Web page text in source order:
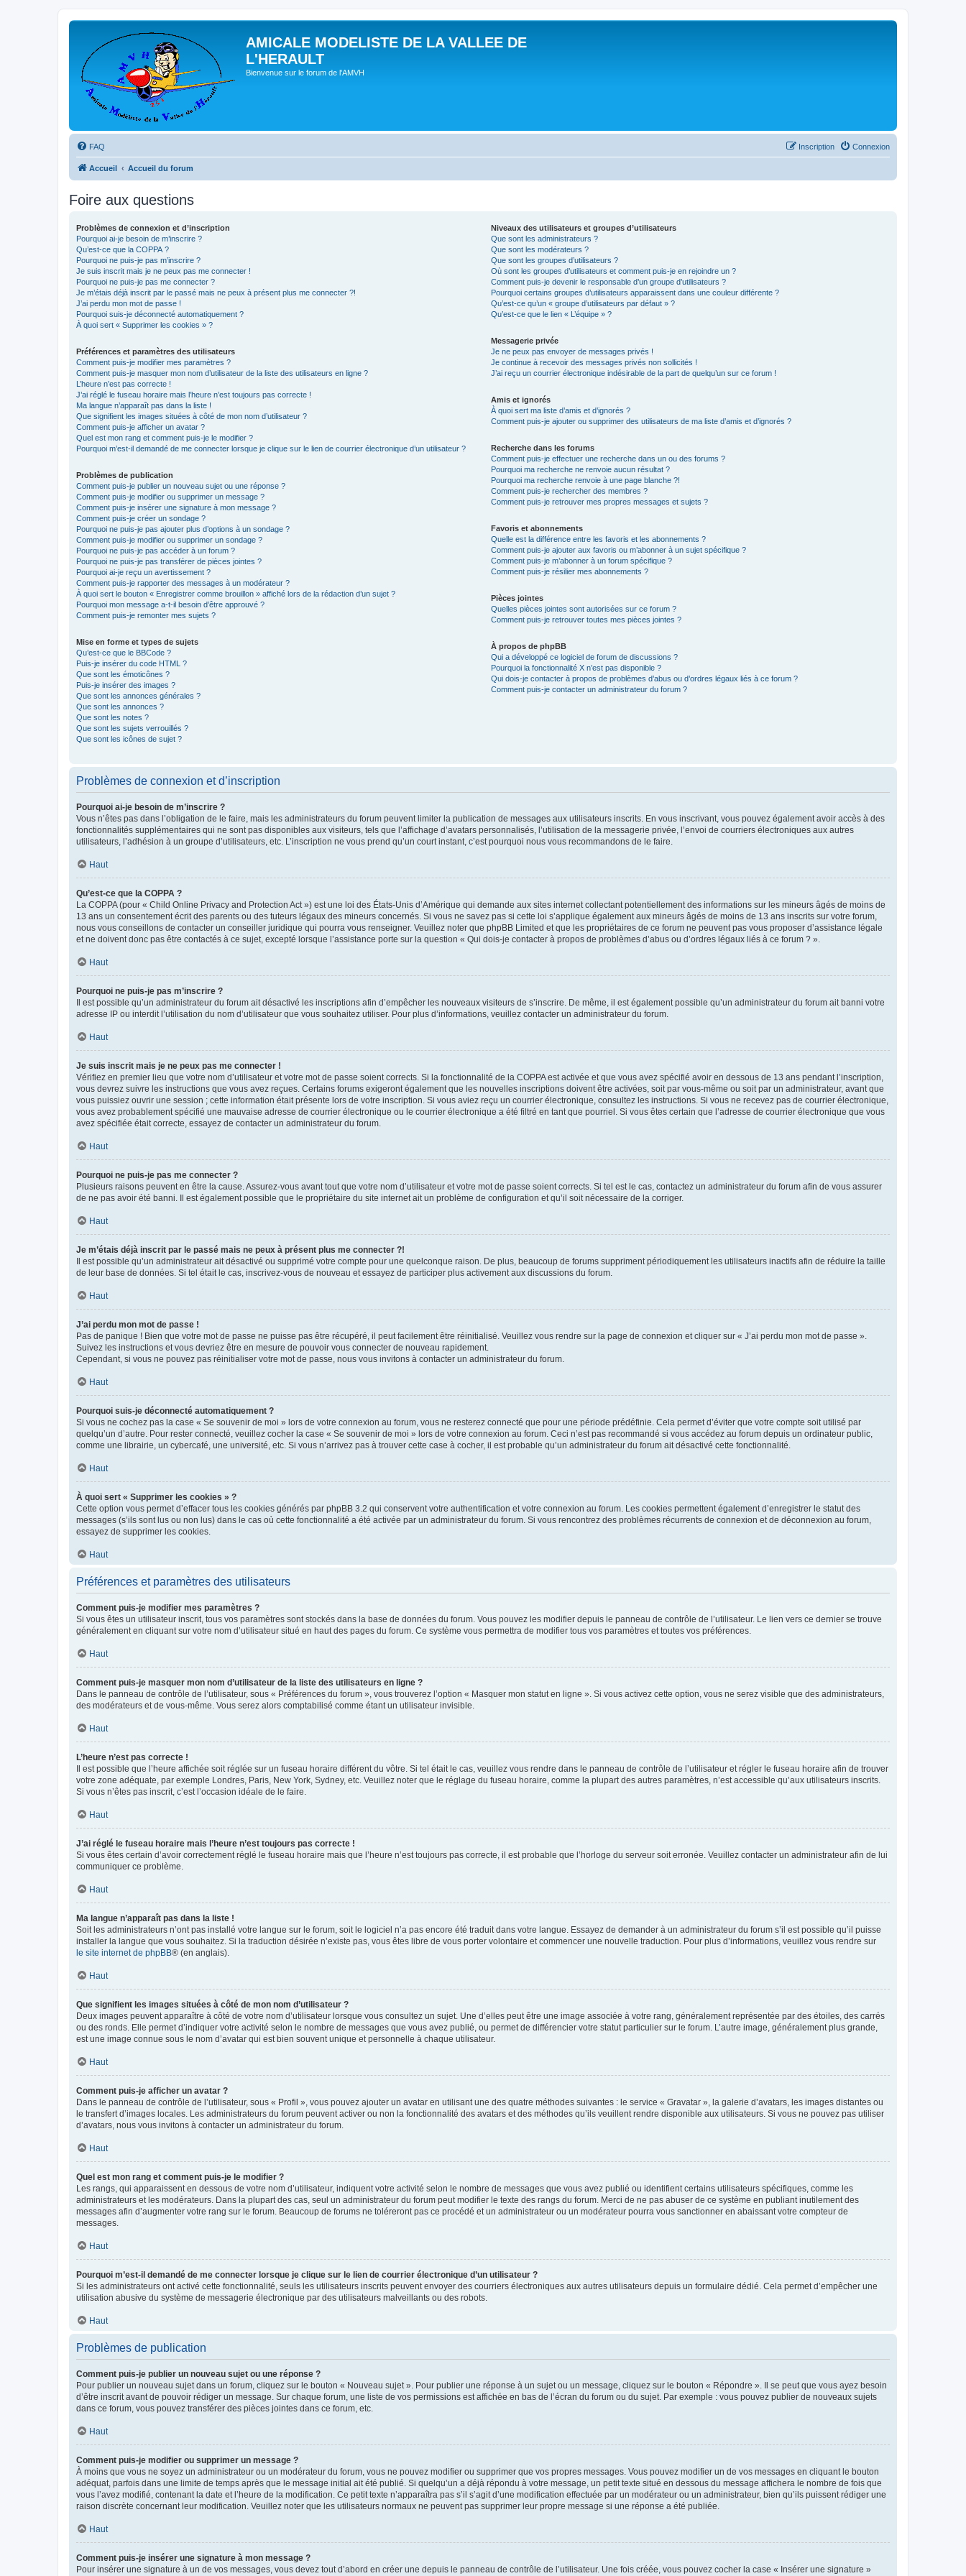
AMICALE MODELISTE DE LA VALLEE DE
L'HERAULT
Bienvenue sur le forum de l'AMVH
FAQ Connexion
Inscription
Accueil Accueil du forum
Foire aux questions
Problèmes de connexion et d’inscription
Pourquoi ai-je besoin de m’inscrire ?
Qu’est-ce que la COPPA ?
Pourquoi ne puis-je pas m’inscrire ?
Je suis inscrit mais je ne peux pas me connecter !
Pourquoi ne puis-je pas me connecter ?
Je m’étais déjà inscrit par le passé mais ne peux à présent plus me connecter ?!
J’ai perdu mon mot de passe !
Pourquoi suis-je déconnecté automatiquement ?
À quoi sert « Supprimer les cookies » ?
Préférences et paramètres des utilisateurs
Comment puis-je modifier mes paramètres ?
Comment puis-je masquer mon nom d’utilisateur de la liste des utilisateurs en ligne ?
L’heure n’est pas correcte !
J’ai réglé le fuseau horaire mais l’heure n’est toujours pas correcte !
Ma langue n’apparaît pas dans la liste !
Que signifient les images situées à côté de mon nom d’utilisateur ?
Comment puis-je afficher un avatar ?
Quel est mon rang et comment puis-je le modifier ?
Pourquoi m’est-il demandé de me connecter lorsque je clique sur le lien de courrier électronique d’un utilisateur ?
Problèmes de publication
Comment puis-je publier un nouveau sujet ou une réponse ?
Comment puis-je modifier ou supprimer un message ?
Comment puis-je insérer une signature à mon message ?
Comment puis-je créer un sondage ?
Pourquoi ne puis-je pas ajouter plus d’options à un sondage ?
Comment puis-je modifier ou supprimer un sondage ?
Pourquoi ne puis-je pas accéder à un forum ?
Pourquoi ne puis-je pas transférer de pièces jointes ?
Pourquoi ai-je reçu un avertissement ?
Comment puis-je rapporter des messages à un modérateur ?
À quoi sert le bouton « Enregistrer comme brouillon » affiché lors de la rédaction d’un sujet ?
Pourquoi mon message a-t-il besoin d’être approuvé ?
Comment puis-je remonter mes sujets ?
Mise en forme et types de sujets
Qu’est-ce que le BBCode ?
Puis-je insérer du code HTML ?
Que sont les émoticônes ?
Puis-je insérer des images ?
Que sont les annonces générales ?
Que sont les annonces ?
Que sont les notes ?
Que sont les sujets verrouillés ?
Que sont les icônes de sujet ?
Niveaux des utilisateurs et groupes d’utilisateurs
Que sont les administrateurs ?
Que sont les modérateurs ?
Que sont les groupes d’utilisateurs ?
Où sont les groupes d’utilisateurs et comment puis-je en rejoindre un ?
Comment puis-je devenir le responsable d’un groupe d’utilisateurs ?
Pourquoi certains groupes d’utilisateurs apparaissent dans une couleur différente ?
Qu’est-ce qu’un « groupe d’utilisateurs par défaut » ?
Qu’est-ce que le lien « L’équipe » ?
Messagerie privée
Je ne peux pas envoyer de messages privés !
Je continue à recevoir des messages privés non sollicités !
J’ai reçu un courrier électronique indésirable de la part de quelqu’un sur ce forum !
Amis et ignorés
À quoi sert ma liste d’amis et d’ignorés ?
Comment puis-je ajouter ou supprimer des utilisateurs de ma liste d’amis et d’ignorés ?
Recherche dans les forums
Comment puis-je effectuer une recherche dans un ou des forums ?
Pourquoi ma recherche ne renvoie aucun résultat ?
Pourquoi ma recherche renvoie à une page blanche ?!
Comment puis-je rechercher des membres ?
Comment puis-je retrouver mes propres messages et sujets ?
Favoris et abonnements
Quelle est la différence entre les favoris et les abonnements ?
Comment puis-je ajouter aux favoris ou m’abonner à un sujet spécifique ?
Comment puis-je m’abonner à un forum spécifique ?
Comment puis-je résilier mes abonnements ?
Pièces jointes
Quelles pièces jointes sont autorisées sur ce forum ?
Comment puis-je retrouver toutes mes pièces jointes ?
À propos de phpBB
Qui a développé ce logiciel de forum de discussions ?
Pourquoi la fonctionnalité X n’est pas disponible ?
Qui dois-je contacter à propos de problèmes d’abus ou d’ordres légaux liés à ce forum ?
Comment puis-je contacter un administrateur du forum ?
Problèmes de connexion et d’inscription
Pourquoi ai-je besoin de m’inscrire ?
Vous n’êtes pas dans l’obligation de le faire, mais les administrateurs du forum peuvent limiter la publication de messages aux utilisateurs inscrits. En vous inscrivant, vous pouvez également avoir accès à des
fonctionnalités supplémentaires qui ne sont pas disponibles aux visiteurs, tels que l’affichage d’avatars personnalisés, l’utilisation de la messagerie privée, l’envoi de courriers électroniques aux autres
utilisateurs, l’adhésion à un groupe d’utilisateurs, etc. L’inscription ne vous prend qu’un court instant, c’est pourquoi nous vous recommandons de le faire.
Haut
Qu’est-ce que la COPPA ?
La COPPA (pour « Child Online Privacy and Protection Act ») est une loi des États-Unis d’Amérique qui demande aux sites internet collectant potentiellement des informations sur les mineurs âgés de moins de
13 ans un consentement écrit des parents ou des tuteurs légaux des mineurs concernés. Si vous ne savez pas si cette loi s’applique également aux mineurs âgés de moins de 13 ans inscrits sur votre forum,
nous vous conseillons de contacter un conseiller juridique qui pourra vous renseigner. Veuillez noter que phpBB Limited et que les propriétaires de ce forum ne peuvent pas vous proposer d’assistance légale
et ne doivent donc pas être contactés à ce sujet, excepté lorsque l’assistance porte sur la question « Qui dois-je contacter à propos de problèmes d’abus ou d’ordres légaux liés à ce forum ? ».
Haut
Pourquoi ne puis-je pas m’inscrire ?
Il est possible qu’un administrateur du forum ait désactivé les inscriptions afin d’empêcher les nouveaux visiteurs de s’inscrire. De même, il est également possible qu’un administrateur du forum ait banni votre
adresse IP ou interdit l’utilisation du nom d’utilisateur que vous souhaitez utiliser. Pour plus d’informations, veuillez contacter un administrateur du forum.
Haut
Je suis inscrit mais je ne peux pas me connecter !
Vérifiez en premier lieu que votre nom d’utilisateur et votre mot de passe soient corrects. Si la fonctionnalité de la COPPA est activée et que vous avez spécifié avoir en dessous de 13 ans pendant l’inscription,
vous devrez suivre les instructions que vous avez reçues. Certains forums exigeront également que les nouvelles inscriptions doivent être activées, soit par vous-même ou soit par un administrateur, avant que
vous puissiez ouvrir une session ; cette information était présente lors de votre inscription. Si vous aviez reçu un courrier électronique, consultez les instructions. Si vous ne recevez pas de courrier électronique,
vous avez probablement spécifié une mauvaise adresse de courrier électronique ou le courrier électronique a été filtré en tant que pourriel. Si vous êtes certain que l’adresse de courrier électronique que vous
avez spécifiée était correcte, essayez de contacter un administrateur du forum.
Haut
Pourquoi ne puis-je pas me connecter ?
Plusieurs raisons peuvent en être la cause. Assurez-vous avant tout que votre nom d’utilisateur et votre mot de passe soient corrects. Si tel est le cas, contactez un administrateur du forum afin de vous assurer
de ne pas avoir été banni. Il est également possible que le propriétaire du site internet ait un problème de configuration et qu’il soit nécessaire de la corriger.
Haut
Je m’étais déjà inscrit par le passé mais ne peux à présent plus me connecter ?!
Il est possible qu’un administrateur ait désactivé ou supprimé votre compte pour une quelconque raison. De plus, beaucoup de forums suppriment périodiquement les utilisateurs inactifs afin de réduire la taille
de leur base de données. Si tel était le cas, inscrivez-vous de nouveau et essayez de participer plus activement aux discussions du forum.
Haut
J’ai perdu mon mot de passe !
Pas de panique ! Bien que votre mot de passe ne puisse pas être récupéré, il peut facilement être réinitialisé. Veuillez vous rendre sur la page de connexion et cliquer sur « J’ai perdu mon mot de passe ».
Suivez les instructions et vous devriez être en mesure de pouvoir vous connecter de nouveau rapidement.
Cependant, si vous ne pouvez pas réinitialiser votre mot de passe, nous vous invitons à contacter un administrateur du forum.
Haut
Pourquoi suis-je déconnecté automatiquement ?
Si vous ne cochez pas la case « Se souvenir de moi » lors de votre connexion au forum, vous ne resterez connecté que pour une période prédéfinie. Cela permet d’éviter que votre compte soit utilisé par
quelqu’un d’autre. Pour rester connecté, veuillez cocher la case « Se souvenir de moi » lors de votre connexion au forum. Ceci n’est pas recommandé si vous accédez au forum depuis un ordinateur public,
comme une librairie, un cybercafé, une université, etc. Si vous n’arrivez pas à trouver cette case à cocher, il est probable qu’un administrateur du forum ait désactivé cette fonctionnalité.
Haut
À quoi sert « Supprimer les cookies » ?
Cette option vous permet d’effacer tous les cookies générés par phpBB 3.2 qui conservent votre authentification et votre connexion au forum. Les cookies permettent également d’enregistrer le statut des
messages (s’ils sont lus ou non lus) dans le cas où cette fonctionnalité a été activée par un administrateur du forum. Si vous rencontrez des problèmes récurrents de connexion et de déconnexion au forum,
essayez de supprimer les cookies.
Haut
Préférences et paramètres des utilisateurs
Comment puis-je modifier mes paramètres ?
Si vous êtes un utilisateur inscrit, tous vos paramètres sont stockés dans la base de données du forum. Vous pouvez les modifier depuis le panneau de contrôle de l’utilisateur. Le lien vers ce dernier se trouve
généralement en cliquant sur votre nom d’utilisateur situé en haut des pages du forum. Ce système vous permettra de modifier tous vos paramètres et toutes vos préférences.
Haut
Comment puis-je masquer mon nom d’utilisateur de la liste des utilisateurs en ligne ?
Dans le panneau de contrôle de l’utilisateur, sous « Préférences du forum », vous trouverez l’option « Masquer mon statut en ligne ». Si vous activez cette option, vous ne serez visible que des administrateurs,
des modérateurs et de vous-même. Vous serez alors comptabilisé comme étant un utilisateur invisible.
Haut
L’heure n’est pas correcte !
Il est possible que l’heure affichée soit réglée sur un fuseau horaire différent du vôtre. Si tel était le cas, veuillez vous rendre dans le panneau de contrôle de l’utilisateur et régler le fuseau horaire afin de trouver
votre zone adéquate, par exemple Londres, Paris, New York, Sydney, etc. Veuillez noter que le réglage du fuseau horaire, comme la plupart des autres paramètres, n’est accessible qu’aux utilisateurs inscrits.
Si vous n’êtes pas inscrit, c’est l’occasion idéale de le faire.
Haut
J’ai réglé le fuseau horaire mais l’heure n’est toujours pas correcte !
Si vous êtes certain d’avoir correctement réglé le fuseau horaire mais que l’heure n’est toujours pas correcte, il est probable que l’horloge du serveur soit erronée. Veuillez contacter un administrateur afin de lui
communiquer ce problème.
Haut
Ma langue n’apparaît pas dans la liste !
Soit les administrateurs n’ont pas installé votre langue sur le forum, soit le logiciel n’a pas encore été traduit dans votre langue. Essayez de demander à un administrateur du forum s’il est possible qu’il puisse
installer la langue que vous souhaitez. Si la traduction désirée n’existe pas, vous êtes libre de vous porter volontaire et commencer une nouvelle traduction. Pour plus d’informations, veuillez vous rendre sur
le site internet de phpBB® (en anglais).
Haut
Que signifient les images situées à côté de mon nom d’utilisateur ?
Deux images peuvent apparaître à côté de votre nom d’utilisateur lorsque vous consultez un sujet. Une d’elles peut être une image associée à votre rang, généralement représentée par des étoiles, des carrés
ou des ronds. Elle permet d’indiquer votre activité selon le nombre de messages que vous avez publié, ou permet de différencier votre statut particulier sur le forum. L’autre image, généralement plus grande,
est une image connue sous le nom d’avatar qui est bien souvent unique et personnelle à chaque utilisateur.
Haut
Comment puis-je afficher un avatar ?
Dans le panneau de contrôle de l’utilisateur, sous « Profil », vous pouvez ajouter un avatar en utilisant une des quatre méthodes suivantes : le service « Gravatar », la galerie d’avatars, les images distantes ou
le transfert d’images locales. Les administrateurs du forum peuvent activer ou non la fonctionnalité des avatars et des méthodes qu’ils veuillent rendre disponible aux utilisateurs. Si vous ne pouvez pas utiliser
d’avatars, nous vous invitons à contacter un administrateur du forum.
Haut
Quel est mon rang et comment puis-je le modifier ?
Les rangs, qui apparaissent en dessous de votre nom d’utilisateur, indiquent votre activité selon le nombre de messages que vous avez publié ou identifient certains utilisateurs spécifiques, comme les
administrateurs et les modérateurs. Dans la plupart des cas, seul un administrateur du forum peut modifier le texte des rangs du forum. Merci de ne pas abuser de ce système en publiant inutilement des
messages afin d’augmenter votre rang sur le forum. Beaucoup de forums ne toléreront pas ce procédé et un administrateur ou un modérateur pourra vous sanctionner en abaissant votre compteur de
messages.
Haut
Pourquoi m’est-il demandé de me connecter lorsque je clique sur le lien de courrier électronique d’un utilisateur ?
Si les administrateurs ont activé cette fonctionnalité, seuls les utilisateurs inscrits peuvent envoyer des courriers électroniques aux autres utilisateurs depuis un formulaire dédié. Cela permet d’empêcher une
utilisation abusive du système de messagerie électronique par des utilisateurs malveillants ou des robots.
Haut
Problèmes de publication
Comment puis-je publier un nouveau sujet ou une réponse ?
Pour publier un nouveau sujet dans un forum, cliquez sur le bouton « Nouveau sujet ». Pour publier une réponse à un sujet ou un message, cliquez sur le bouton « Répondre ». Il se peut que vous ayez besoin
d’être inscrit avant de pouvoir rédiger un message. Sur chaque forum, une liste de vos permissions est affichée en bas de l’écran du forum ou du sujet. Par exemple : vous pouvez publier de nouveaux sujets
dans ce forum, vous pouvez transférer des pièces jointes dans ce forum, etc.
Haut
Comment puis-je modifier ou supprimer un message ?
À moins que vous ne soyez un administrateur ou un modérateur du forum, vous ne pouvez modifier ou supprimer que vos propres messages. Vous pouvez modifier un de vos messages en cliquant le bouton
adéquat, parfois dans une limite de temps après que le message initial ait été publié. Si quelqu’un a déjà répondu à votre message, un petit texte situé en dessous du message affichera le nombre de fois que
vous l’avez modifié, contenant la date et l’heure de la modification. Ce petit texte n’apparaîtra pas s’il s’agit d’une modification effectuée par un modérateur ou un administrateur, bien qu’ils puissent rédiger une
raison discrète concernant leur modification. Veuillez noter que les utilisateurs normaux ne peuvent pas supprimer leur propre message si une réponse a été publiée.
Haut
Comment puis-je insérer une signature à mon message ?
Pour insérer une signature à un de vos messages, vous devez tout d’abord en créer une depuis le panneau de contrôle de l’utilisateur. Une fois créée, vous pouvez cocher la case « Insérer une signature »